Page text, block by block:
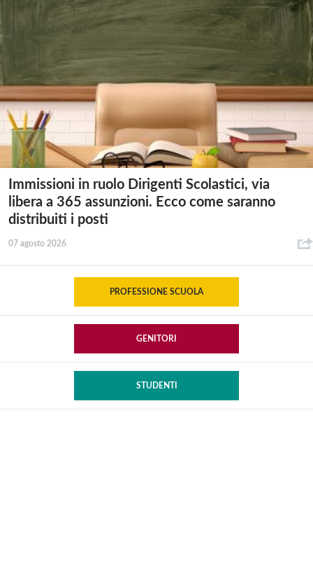
Immissioni in ruolo Dirigenti Scolastici, via
libera a 365 assunzioni. Ecco come saranno
distribuiti i posti
07 agosto 2026
PROFESSIONE SCUOLA
GENITORI
STUDENTI